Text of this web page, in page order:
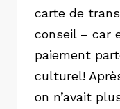
carte de
conseil – car
paiement
culturel!
on n’avait